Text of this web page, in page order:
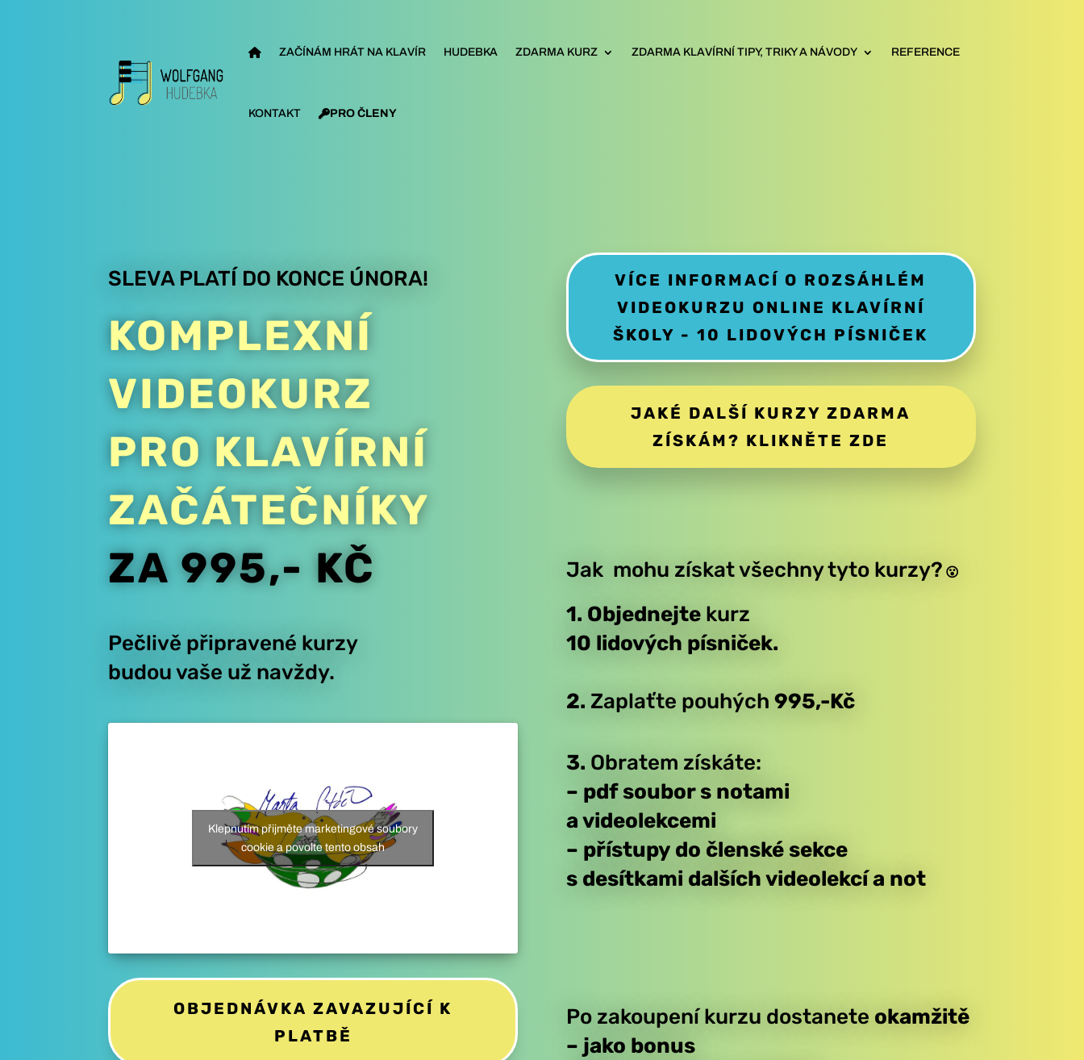
ZAČÍNÁM HRÁT NA KLAVÍR HUDEBKA ZDARMA KURZ ZDARMA KLAVÍRNÍ TIPY, TRIKY A NÁVODY REFERENCE
KONTAKT PRO ČLENY
SLEVA PLATÍ DO KONCE ÚNORA!
KOMPLEXNÍ
VIDEOKURZ
PRO KLAVÍRNÍ
ZAČÁTEČNÍKY
ZA 995,- KČ
Pečlivě připravené kurzy
budou vaše už navždy.
Klepnutím přijměte marketingové soubory
cookie a povolte tento obsah
OBJEDNÁVKA ZAVAZUJÍCÍ K
PLATBĚ
VÍCE INFORMACÍ O ROZSÁHLÉM
VIDEOKURZU ONLINE KLAVÍRNÍ
ŠKOLY - 10 LIDOVÝCH PÍSNIČEK
JAKÉ DALŠÍ KURZY ZDARMA
ZÍSKÁM? KLIKNĚTE ZDE
Jak mohu získatvšechny tyto kurzy? 😮
1. Objednejte kurz
10 lidových písniček.
2. Zaplaťte pouhých 995,-Kč
3. Obratem získáte:
– pdf soubor s notami
a videolekcemi
– přístupy do členské sekce
s desítkami dalšíchvideolekcí a not
Po zakoupení kurzu dostanete okamžitě
– jako bonus